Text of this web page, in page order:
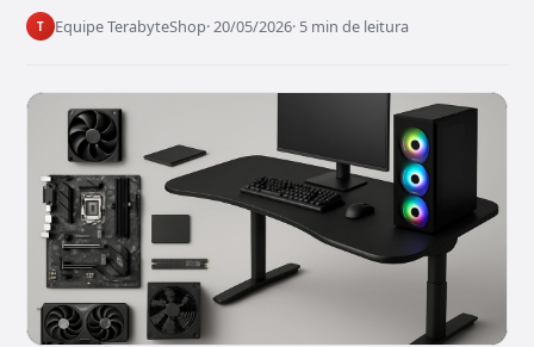
T Equipe TerabyteShop· 20/05/2026· 5 min de leitura